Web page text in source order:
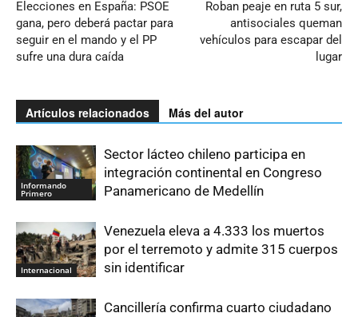
Elecciones en España: PSOE
gana, pero deberá pactar para
seguir en el mando y el PP
sufre una dura caída
Roban peaje en ruta 5 sur,
antisociales queman
vehículos para escapar del
lugar
Artículos relacionados Más del autor
Informando
Primero
Sector lácteo chileno participa en
integración continental en Congreso
Panamericano de Medellín
Internacional
Venezuela eleva a 4.333 los muertos
por el terremoto y admite 315 cuerpos
sin identificar
Cancillería confirma cuarto ciudadano